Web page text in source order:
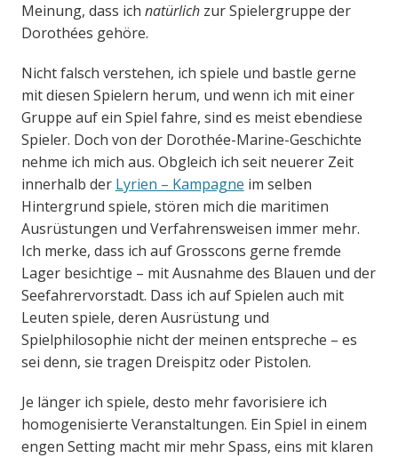
Meinung, dass ich natürlichzur Spielergruppe der
Dorothées gehöre.
Nicht falsch verstehen, ich spiele und bastle gerne
mit diesen Spielern herum, und wenn ich mit einer
Gruppe auf ein Spiel fahre, sind es meist ebendiese
Spieler. Doch von der Dorothée-Marine-Geschichte
nehme ich mich aus. Obgleich ich seit neuerer Zeit
innerhalb der Lyrien – Kampagne im selben
Hintergrund spiele, stören mich die maritimen
Ausrüstungen und Verfahrensweisen immer mehr.
Ich merke, dass ich auf Grosscons gerne fremde
Lager besichtige – mit Ausnahme des Blauen und der
Seefahrervorstadt. Dass ich auf Spielen auch mit
Leuten spiele, deren Ausrüstung und
Spielphilosophie nicht der meinen entspreche – es
sei denn, sie tragen Dreispitz oder Pistolen.
Je länger ich spiele, desto mehr favorisiere ich
homogenisierte Veranstaltungen. Ein Spiel in einem
engen Setting macht mir mehr Spass, eins mit klaren